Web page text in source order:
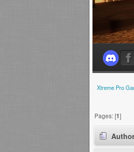
Xtreme Pro
Pages: [1]